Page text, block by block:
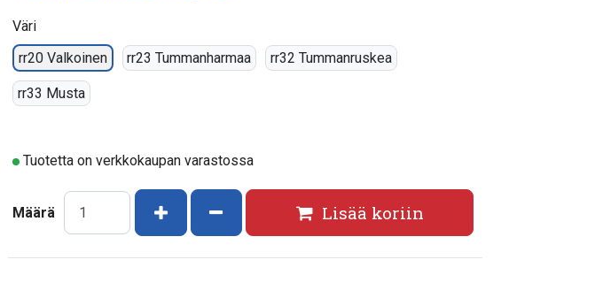
Väri
rr20 Valkoinen
rr23 Tummanharmaa rr32 Tummanruskea
rr33 Musta
Tuotetta on verkkokaupan varastossa
Määrä Kasvata määrää
Vähennä määrääLisää koriin